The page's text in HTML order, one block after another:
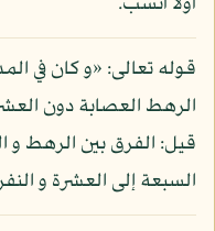
قوله تعالى: «و كان في
الرهط العصابة دون
قيل: الفرق بين الرهط و
السبعة إلى العشرة و